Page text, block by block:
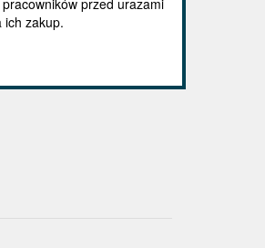
przed urazami
ich zakup.